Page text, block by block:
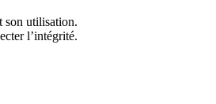
son utilisation.
l’intégrité.